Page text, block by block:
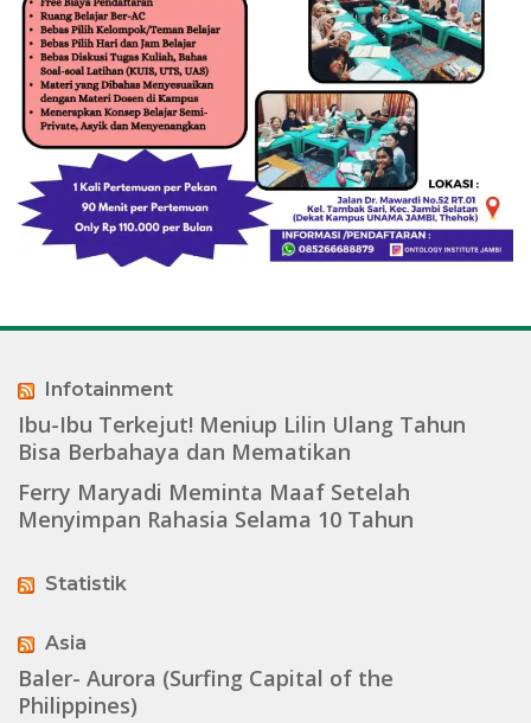
Infotainment
Ibu-Ibu Terkejut! Meniup Lilin Ulang Tahun
Bisa Berbahaya dan Mematikan
Ferry Maryadi Meminta Maaf Setelah
Menyimpan Rahasia Selama 10 Tahun
Statistik
Asia
Baler- Aurora (Surfing Capital of the
Philippines)